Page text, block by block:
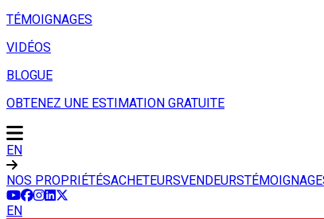
TÉMOIGNAGES
VIDÉOS
BLOGUE
OBTENEZ UNE ESTIMATION GRATUITE
EN
NOS PROPRIÉTÉSACHETEURSVENDEURS
EN